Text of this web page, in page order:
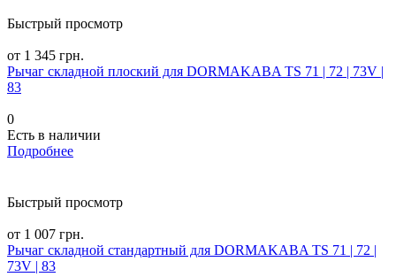
Быстрый просмотр
от 1 345 грн.
Рычаг складной плоский для DORMAKABA TS 71 | 72 | 73V |
83
0
Есть в наличии
Подробнее
Быстрый просмотр
от 1 007 грн.
Рычаг складной стандартный для DORMAKABA TS 71 | 72 |
73V | 83